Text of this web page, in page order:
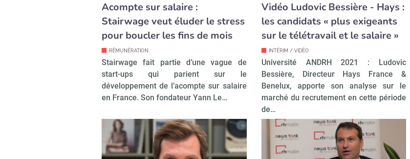
Acompte sur salaire :
Stairwage veut éluder le stress
pour boucler les fins de mois
RÉMUNÉRATION
Stairwage fait partie d’une vague de
start-ups qui parient sur le
développement de l’acompte sur salaire
en France. Son fondateur Yann Le…
Vidéo Ludovic Bessière - Hays :
les candidats « plus exigeants
sur le télétravail et le salaire »
INTÉRIM / VIDÉO
Université ANDRH 2021 : Ludovic
Bessière, Directeur Hays France &
Benelux, apporte son analyse sur le
marché du recrutement en cette période
de…